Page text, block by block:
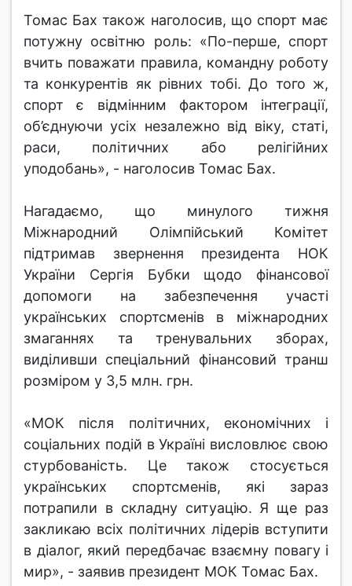
Томас Бах також наголосив, що спорт має
потужну освітню роль: «По-перше, спорт
вчить поважати правила, командну роботу
та конкурентів як рівних тобі. До того ж,
спорт є відмінним фактором інтеграції,
об’єднуючи усіх незалежно від віку, статі,
раси, політичних або релігійних
уподобань», - наголосив Томас Бах.
Нагадаємо, що минулого тижня
Міжнародний Олімпійський Комітет
підтримав звернення президента НОК
України Сергія Бубки щодо фінансової
допомоги на забезпечення участі
українських спортсменів в міжнародних
змаганнях та тренувальних зборах,
виділивши спеціальний фінансовий транш
розміром у 3,5 млн. грн.
«МОК після політичних, економічних і
соціальних подій в Україні висловлює свою
стурбованість. Це також стосується
українських спортсменів, які зараз
потрапили в складну ситуацію. Я ще раз
закликаю всіх політичних лідерів вступити
в діалог, який передбачає взаємну повагу і
мир», - заявив президент МОК Томас Бах.